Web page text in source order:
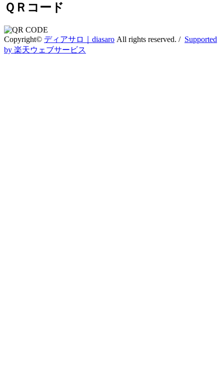
ＱＲコード
Copyright© ディアサロ｜diasaro All rights reserved. / Supported
by 楽天ウェブサービス